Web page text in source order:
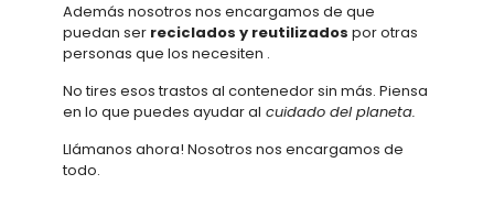
Además nosotros nos encargamos de que
puedan ser reciclados y reutilizados por otras
personas que los necesiten .
No tires esos trastos al contenedor sin más. Piensa
en lo que puedes ayudar al cuidado del planeta.
Llámanos ahora! Nosotros nos encargamos de
todo.